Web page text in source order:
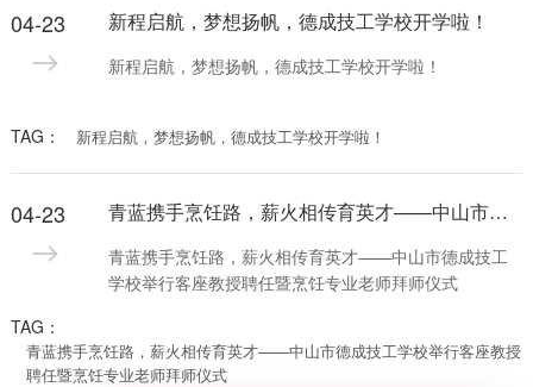
04-23 新程启航，梦想扬帆，德成技工学校开学啦！
新程启航，梦想扬帆，德成技工学校开学啦！
TAG： 新程启航，梦想扬帆，德成技工学校开学啦！
04-23 青蓝携手烹饪路，薪火相传育英才——中山市德成技工学校举行客座教授聘任暨烹饪专业老师拜师仪式
青蓝携手烹饪路，薪火相传育英才——中山市德成技工
学校举行客座教授聘任暨烹饪专业老师拜师仪式
TAG：
青蓝携手烹饪路，薪火相传育英才——中山市德成技工学校举行客座教授
聘任暨烹饪专业老师拜师仪式